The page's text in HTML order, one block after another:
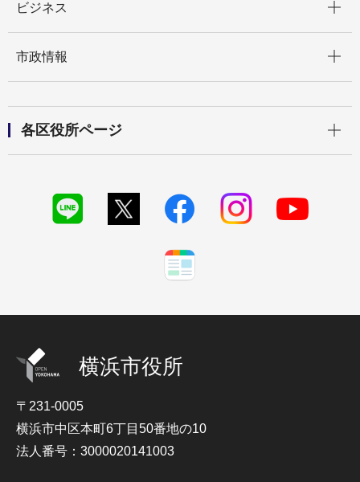
ビジネス
市政情報
各区役所ページ
横浜市役所
〒231-0005
横浜市中区本町6丁目50番地の10
法人番号：3000020141003